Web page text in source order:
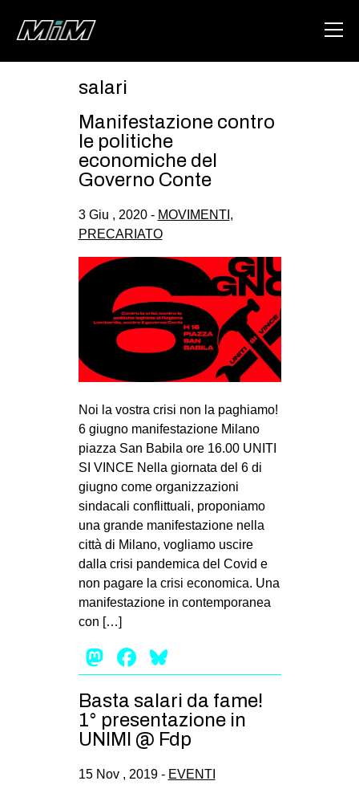
ABOUT
AREA
GAZA FREESTYLE
CSOA LAMBRETTA
STUDENTI TSUNAMI
ZAM
MILANO
SPAZI
SPORT POPOLARE
MOVIMENTI
AMBIENTE
ANTIFASCISMO
DIRITTO ALL’ABITARE
PRECARIATO
REPRESSIONE
STUDENTI
CULTURE
salari
Manifestazione contro
le politiche
economiche del
Governo Conte
3 Giu , 2020 - MOVIMENTI ,
PRECARIATO
Noi la vostra crisi non la paghiamo!
6 giugno manifestazione Milano
piazza San Babila ore 16.00 UNITI
SI VINCE Nella giornata del 6 di
giugno come organizzazioni
sindacali conflittuali, proponiamo
una grande manifestazione nella
città di Milano, vogliamo uscire
dalla crisi pandemica del Covid e
non pagare la crisi economica. Una
manifestazione in contemporanea
con […]
Mastodon
Facebook
Basta salari da fame!
1° presentazione in
UNIMI @ Fdp
15 Nov , 2019 - EVENTI